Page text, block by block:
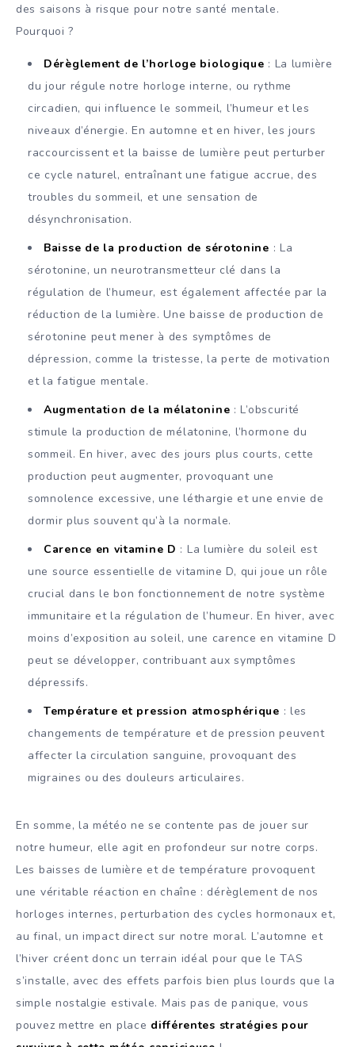
des saisons à risque pour notre santé mentale.
Pourquoi ?
Dérèglement de l’horloge biologique : La lumière
du jour régule notre horloge interne, ou rythme
circadien, qui influence le sommeil, l’humeur et les
niveaux d’énergie. En automne et en hiver, les jours
raccourcissent et la baisse de lumière peut perturber
ce cycle naturel, entraînant une fatigue accrue, des
troubles du sommeil, et une sensation de
désynchronisation.
Baisse de la production de sérotonine : La
sérotonine, un neurotransmetteur clé dans la
régulation de l’humeur, est également affectée par la
réduction de la lumière. Une baisse de production de
sérotonine peut mener à des symptômes de
dépression, comme la tristesse, la perte de motivation
et la fatigue mentale.
Augmentation de la mélatonine : L’obscurité
stimule la production de mélatonine, l’hormone du
sommeil. En hiver, avec des jours plus courts, cette
production peut augmenter, provoquant une
somnolence excessive, une léthargie et une envie de
dormir plus souvent qu’à la normale.
Carence en vitamine D : La lumière du soleil est
une source essentielle de vitamine D, qui joue un rôle
crucial dans le bon fonctionnement de notre système
immunitaire et la régulation de l’humeur. En hiver, avec
moins d’exposition au soleil, une carence en vitamine D
peut se développer, contribuant aux symptômes
dépressifs.
Température et pression atmosphérique : les
changements de température et de pression peuvent
affecter la circulation sanguine, provoquant des
migraines ou des douleurs articulaires.
En somme, la météo ne se contente pas de jouer sur
notre humeur, elle agit en profondeur sur notre corps.
Les baisses de lumière et de température provoquent
une véritable réaction en chaîne : dérèglement de nos
horloges internes, perturbation des cycles hormonaux et,
au final, un impact direct sur notre moral. L’automne et
l’hiver créent donc un terrain idéal pour que le TAS
s’installe, avec des effets parfois bien plus lourds que la
simple nostalgie estivale. Mais pas de panique, vous
pouvez mettre en place différentes stratégies pour